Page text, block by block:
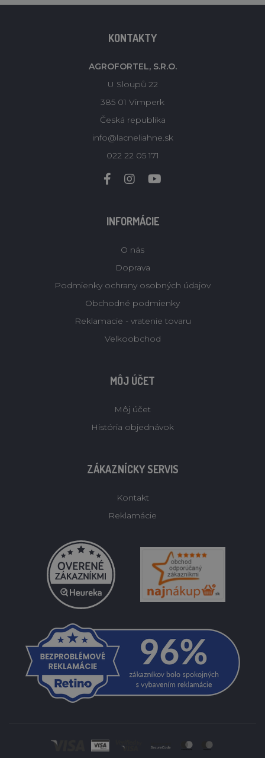
KONTAKTY
AGROFORTEL, S.R.O.
U Sloupů 22
385 01 Vimperk
Česká republika
info@lacneliahne.sk
022 22 05 171
INFORMÁCIE
O nás
Doprava
Podmienky ochrany osobných údajov
Obchodné podmienky
Reklamacie - vratenie tovaru
Velkoobchod
MÔJ ÚČET
Môj účet
História objednávok
ZÁKAZNÍCKY SERVIS
Kontakt
Reklamácie